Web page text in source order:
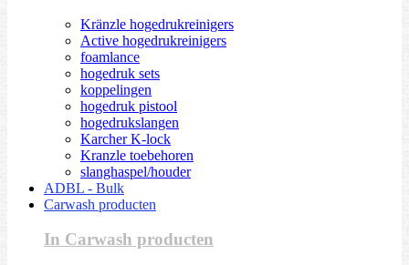
Kränzle hogedrukreinigers
Active hogedrukreinigers
foamlance
hogedruk sets
koppelingen
hogedruk pistool
hogedrukslangen
Karcher K-lock
Kranzle toebehoren
slanghaspel/houder
ADBL - Bulk
Carwash producten
In Carwash producten